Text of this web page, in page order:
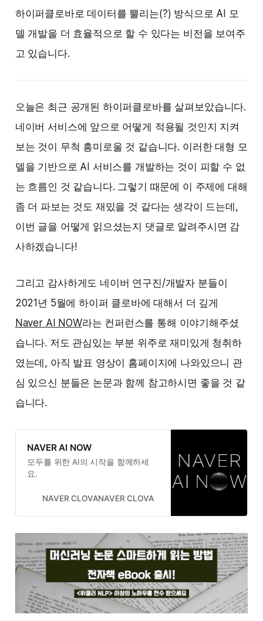
하이퍼클로바로 데이터를 뿔리는(?) 방식으로 AI 모
델 개발을 더 효율적으로 할 수 있다는 비전을 보여주
고 있습니다.
오늘은 최근 공개된 하이퍼클로바를 살펴보았습니다.
네이버 서비스에 앞으로 어떻게 적용될 것인지 지켜
보는 것이 무척 흥미로울 것 같습니다. 이러한 대형 모
델을 기반으로 AI 서비스를 개발하는 것이 피할 수 없
는 흐름인 것 같습니다. 그렇기 때문에 이 주제에 대해
좀 더 파보는 것도 재밌을 것 같다는 생각이 드는데,
이번 글을 어떻게 읽으셨는지 댓글로 알려주시면 감
사하겠습니다!
그리고 감사하게도 네이버 연구진/개발자 분들이
2021년 5월에 하이퍼 클로바에 대해서 더 깊게
Naver AI NOW라는 컨퍼런스를 통해 이야기해주셨
습니다. 저도 관심있는 부분 위주로 재미있게 청취하
였는데, 아직 발표 영상이 홈페이지에 나와있으니 관
심 있으신 분들은 논문과 함께 참고하시면 좋을 것 같
습니다.
NAVER AI NOW
모두를 위한 AI의 시작을 함께하세
요.
NAVER CLOVANAVER CLOVA